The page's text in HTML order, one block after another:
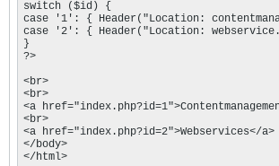
switch ($id) {
case '1': { Header("Location:
case '2': { Header("Location:
}
?>
<br>
<br>
<a
<br>
<a href="index.php?id=2">Webservices</a>
</body>
</html>